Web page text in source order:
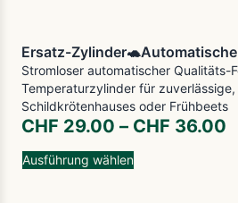
Ersatz-
Stromloser automatischer Qualitäts-
Temperaturzylinder für
Schildkrötenhauses oder Frühbeets
CHF 29.00 – CHF 36.00
Ausführung wählen